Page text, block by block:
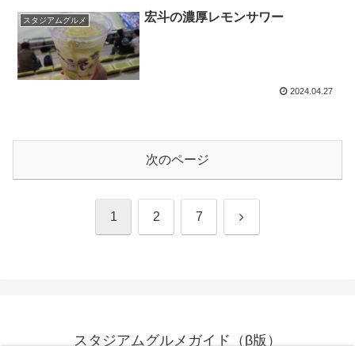
スタジアムグルメ 宏斗の濃厚レモンサワー
2024.04.27
次のページ
1 2 7 次
スタジアムグルメガイド（β版）